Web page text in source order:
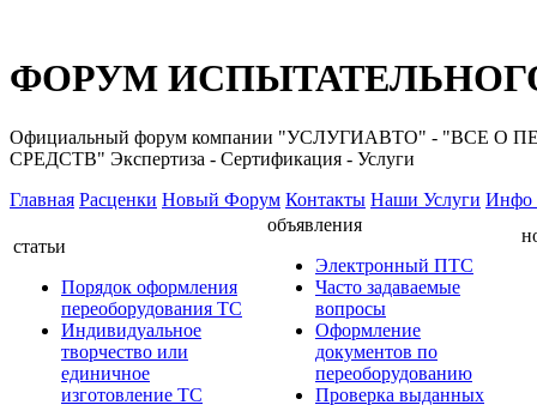
ФОРУМ
Официальный форум компании "УСЛУГИАВТО" -
СРЕДСТВ" Экспертиза - Сертификация - Услуги
Главная Расценки Новый Форум Контакты Наши Услуги Инфо
статьи
Порядок оформления
переоборудования ТС
Индивидуальное
творчество или
единичное
изготовление ТС
объявления
Электронный ПТС
Часто задаваемые
вопросы
Оформление
документов по
переоборудованию
Проверка выданных